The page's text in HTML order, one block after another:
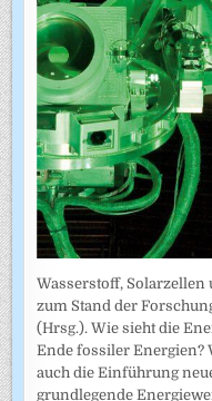
Wasserstoff,
zum Stand der
(Hrsg.). Wie sieht die
Ende fossiler Energien?
auch die Einführung
grundlegende